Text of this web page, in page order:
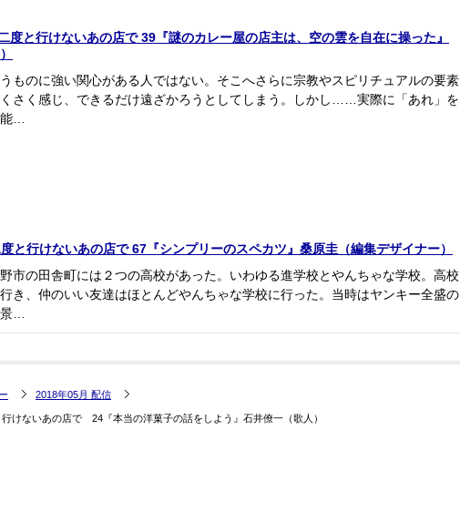
と行けないあの店で 39『謎のカレー屋の店主は、空の雲を自在に操った』
ものに強い関心がある人ではない。そこへさらに宗教やスピリチュアルの要素
さく感じ、できるだけ遠ざかろうとしてしまう。しかし……実際に「あれ」を
…
と行けないあの店で 67『シンプリーのスペカツ』桑原圭（編集デザイナー）
市の田舎町には２つの高校があった。いわゆる進学校とやんちゃな学校。高校
き、仲のいい友達はほとんどやんちゃな学校に行った。当時はヤンキー全盛の
…
2018年05月 配信
けないあの店で 24『本当の洋菓子の話をしよう』石井僚一（歌人）